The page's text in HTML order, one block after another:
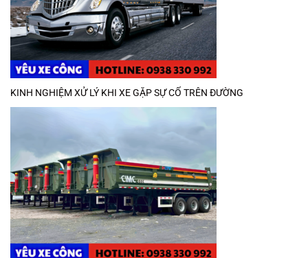
KINH NGHIỆM XỬ LÝ KHI XE GẶP SỰ CỐ TRÊN ĐƯỜNG